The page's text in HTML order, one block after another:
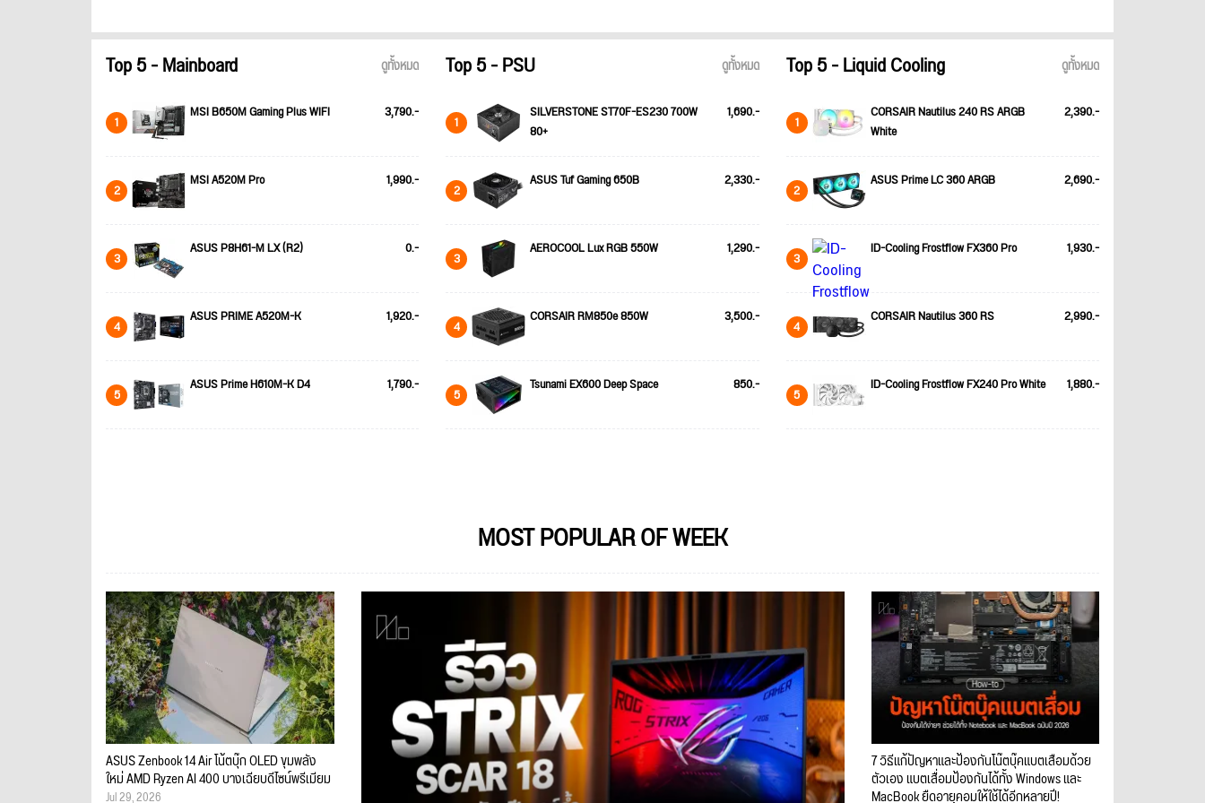
Top 5 - Mainboard ดูทั้งหมด
1 MSI B650M Gaming Plus WIFI 3,790.-
2 MSI A520M Pro 1,990.-
3 ASUS P8H61-M LX (R2) 0.-
4 ASUS PRIME A520M-K 1,920.-
5 ASUS Prime H610M-K D4 1,790.-
Top 5 - PSU ดูทั้งหมด
1
SILVERSTONE ST70F-ES230 700W
80+
1,690.-
2 ASUS Tuf Gaming 650B 2,330.-
3 AEROCOOL Lux RGB 550W 1,290.-
4 CORSAIR RM850e 850W 3,500.-
5 Tsunami EX600 Deep Space 850.-
Top 5 - Liquid Cooling ดูทั้งหมด
1
CORSAIR Nautilus 240 RS ARGB
White
2,390.-
2 ASUS Prime LC 360 ARGB 2,690.-
3 ID-Cooling Frostflow FX360 Pro 1,930.-
4 CORSAIR Nautilus 360 RS 2,990.-
5 ID-Cooling Frostflow FX240 Pro White 1,880.-
MOST POPULAR OF WEEK
ASUS Zenbook 14 Air โน้ตบุ๊ก OLED ขุมพลัง
ใหม่ AMD Ryzen AI 400 บางเฉียบดีไซน์พรีเมียม
Jul 29, 2026
7 วิธีแก้ปัญหาและป้องกันโน๊ตบุ๊คแบตเสื่อมด้วย
ตัวเอง แบตเสื่อมป้องกันได้ทั้ง Windows และ
MacBook ยืดอายุคอมให้ใช้ได้อีกหลายปี!